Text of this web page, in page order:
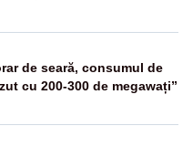
de seară, consumul de
cu 200-300 de megawați”